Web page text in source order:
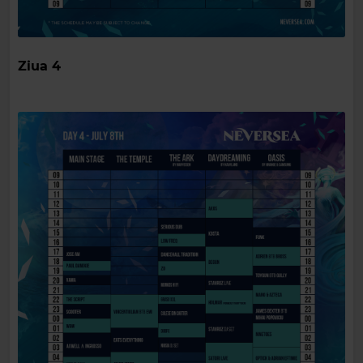
Ziua 4